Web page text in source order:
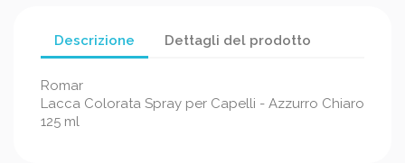
Descrizione Dettagli del prodotto
Romar
Lacca Colorata Spray per Capelli - Azzurro Chiaro
125 ml